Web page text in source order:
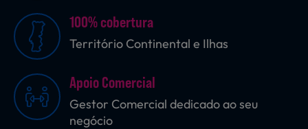
100% cobertura
Território Continental e Ilhas
Apoio Comercial
Gestor Comercial dedicado ao seu
negócio